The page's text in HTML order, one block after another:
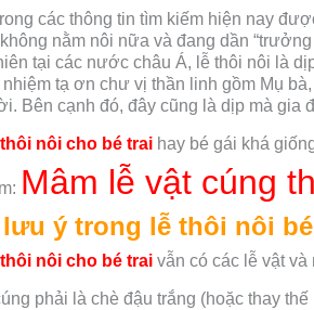
các thông tin tìm kiếm hiện nay
nằm nôi nữa và đang dần
tại các nước châu Á, lễ thôi nôi là
nhiệm tạ ơn chư vị thần linh gồm Mụ
Bên cạnh đó, đây cũng là dịp mà
nôi cho bé trai hay bé gái khá
Mâm lễ vật cúng
ý trong lễ thôi nôi
nôi cho bé trai vẫn có các lễ vật
phải là chè đậu trắng (hoặc thay